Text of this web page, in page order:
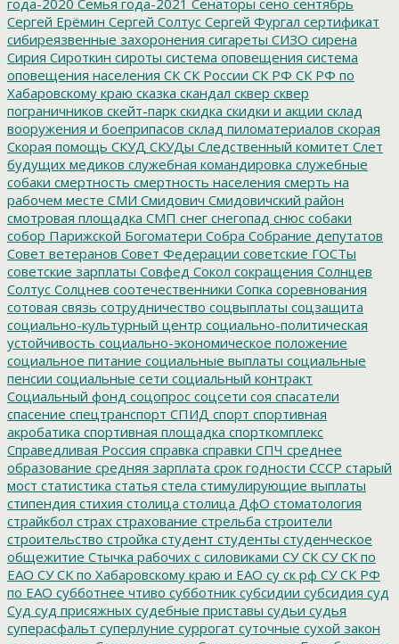
Сергей Ерёмин Сергей Солтус Сергей Фургал сертификат
сибиреязвенные захоронения сигареты СИЗО сирена
Сирия Сироткин сироты система оповещения система
оповещения населения СК СК России СК РФ СК РФ по
Хабаровскому краю сказка скандал сквер сквер
пограничников скейт-парк скидка скидки и акции склад
вооружения и боеприпасов склад пиломатериалов скорая
Скорая помощь СКУД СКУДы Следственный комитет Слет
будущих медиков служебная командировка служебные
собаки смертность смертность населения смерть на
рабочем месте СМИ Смидович Смидовичский район
смотровая площадка СМП снег снегопад снюс собаки
собор Парижской Богоматери Собра Собрание депутатов
Совет ветеранов Совет Федерации советские ГОСТы
советские зарплаты Совфед Сокол сокращения Солнцев
Солтус Солцнев соотечественники Сопка соревнования
сотовая связь сотрудничество соцвыплаты соцзащита
социально-культурный центр социально-политическая
устойчивость социально-экономическое положение
социальное питание социальные выплаты социальные
пенсии социальные сети социальный контракт
Социальный фонд соцопрос соцсети соя спасатели
спасение спецтранспорт СПИД спорт спортивная
акробатика спортивная площадка спорткомплекс
Справедливая Россия справка справки СПЧ среднее
образование средняя зарплата срок годности СССР старый
мост статистика статья стела стимулирующие выплаты
стипендия стихия столица столица ДфО стоматология
страйкбол страх страхование стрельба строители
строительство стройка студент студенты студенческое
общежитие Стычка рабочих с силовиками СУ СК СУ СК по
ЕАО СУ СК по Хабаровскому краю и ЕАО су ск рф СУ СК РФ
по ЕАО субботнее чтиво субботник субсидии субсидия суд
Суд суд присяжных судебные приставы судьи судья
суперасфальт суперлуние суррогат суточные сухой закон